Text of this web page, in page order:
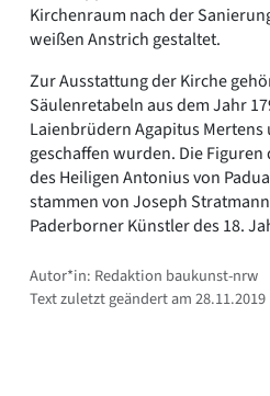
Kirchenraum nach der
weißen Anstrich gestaltet.
Zur Ausstattung der Kirche
Säulenretabeln aus dem Jahr
Laienbrüdern Agapitus Mertens
geschaffen wurden. Die
des Heiligen Antonius von
stammen von Joseph
Paderborner Künstler des 18.
Autor*in: Redaktion baukunst-nrw
Text zuletzt geändert am 28.11.2019